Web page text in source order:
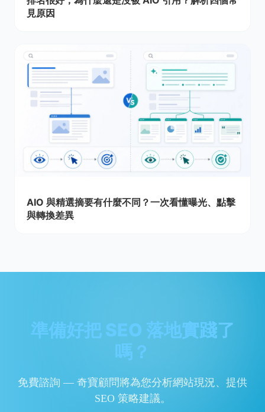
見原因
AIO 與精選摘要有什麼不同？一次看懂曝光、點擊
與轉換差異
準備好把 SEO 落地實踐了
嗎？
免費諮詢 — 奇寶顧問將為您分析網站現況、提供
SEO 策略建議。